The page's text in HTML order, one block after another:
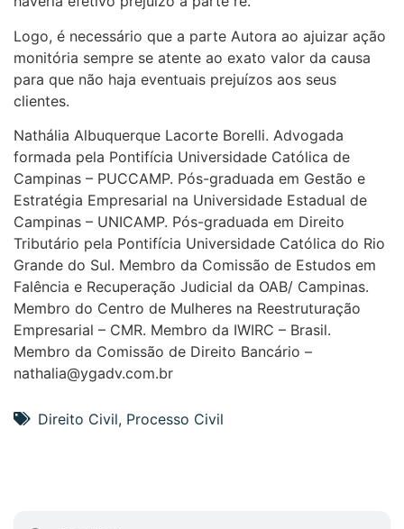
Logo, é necessário que a parte Autora ao ajuizar ação
monitória sempre se atente ao exato valor da causa
para que não haja eventuais prejuízos aos seus
clientes.
Nathália Albuquerque Lacorte Borelli. Advogada
formada pela Pontifícia Universidade Católica de
Campinas – PUCCAMP. Pós-graduada em Gestão e
Estratégia Empresarial na Universidade Estadual de
Campinas – UNICAMP. Pós-graduada em Direito
Tributário pela Pontifícia Universidade Católica do Rio
Grande do Sul. Membro da Comissão de Estudos em
Falência e Recuperação Judicial da OAB/ Campinas.
Membro do Centro de Mulheres na Reestruturação
Empresarial – CMR. Membro da IWIRC – Brasil.
Membro da Comissão de Direito Bancário –
nathalia@ygadv.com.br
Direito Civil, Processo Civil